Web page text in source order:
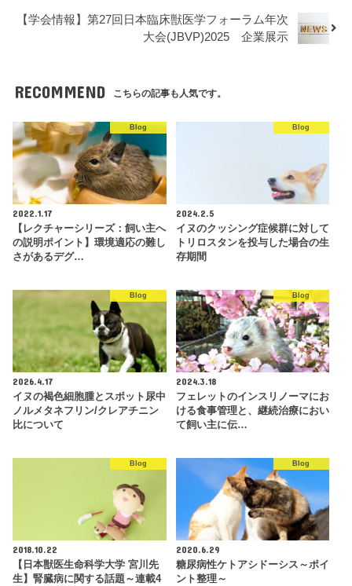
【学会情報】第27回日本臨床獣医学フォーラム年次
大会(JBVP)2025 企業展示
RECOMMEND こちらの記事も人気です。
Blog
2022.1.17
【レクチャーシリーズ：飼い主へ
の説明ポイント】環境適応の難し
さがあるデグ…
Blog
2024.2.5
イヌのクッシング症候群に対して
トリロスタンを投与した場合の生
存期間
Blog
2026.4.17
イヌの褐色細胞腫とスポット尿中
ノルメタネフリン/クレアチニン
比について
Blog
2024.3.18
フェレットのインスリノーマにお
ける食事管理と、継続治療におい
て飼い主に伝…
Blog
2018.10.22
【日本獣医生命科学大学 宮川先
生】腎臓病に関する話題～連載4
Blog
2020.6.29
糖尿病性ケトアシドーシス～ポイ
ント整理～